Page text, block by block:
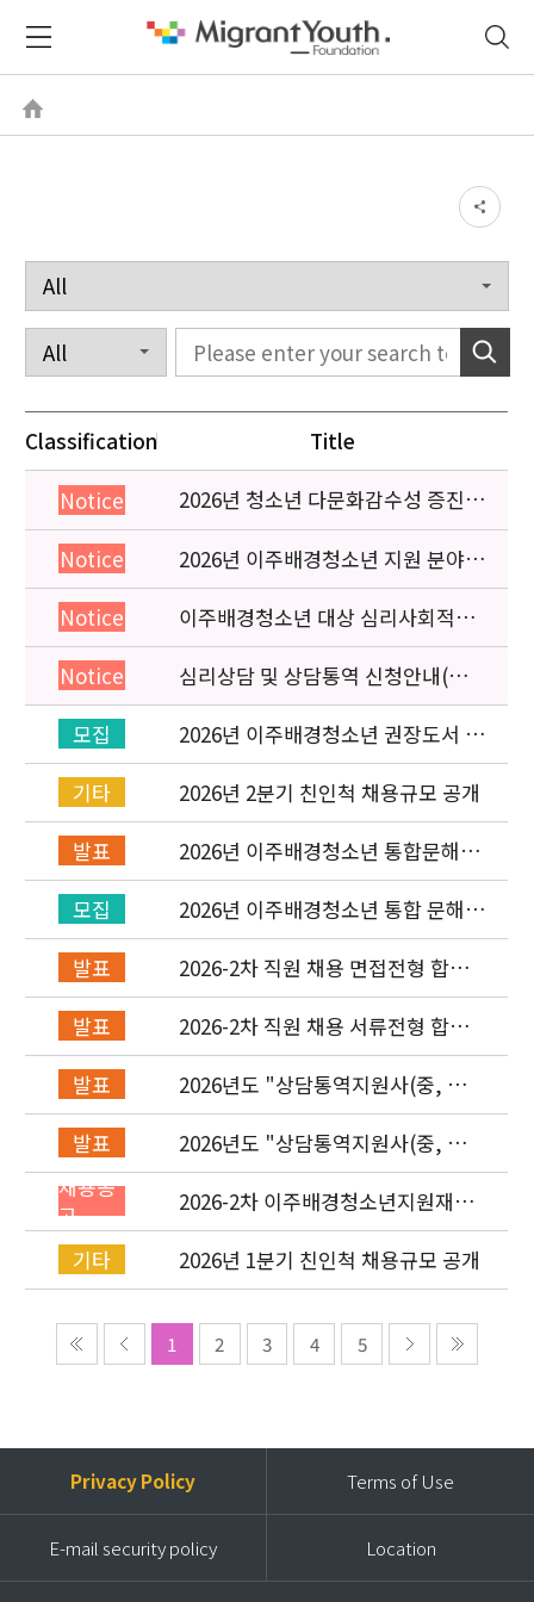
Classification Title
Notice
2026년 청소년 다문화감수성 증진
프로그램 「다가감」신청기관 안내
Notice
2026년 이주배경청소년 지원 분야
종사자 역량강화 교육 일정 안내
Notice
이주배경청소년 대상 심리사회적응
검사 연수동영상 개편 안내
Notice
심리상담 및 상담통역 신청안내(의뢰
서첨부)
모집
2026년 이주배경청소년 권장도서 목
록 구성을 위한 청소년 참여 이벤트
안내
기타
2026년 2분기 친인척 채용규모 공개
발표
2026년 이주배경청소년 통합문해력
교육지원사업 수행기관 선정 결과 발
표
모집
2026년 이주배경청소년 통합 문해력
교육지원 사업 위탁기관 신청 공고
발표
2026-2차 직원 채용 면접전형 합격
자 발표 및 적격심사 안내
발표
2026-2차 직원 채용 서류전형 합격
자 발표 및 면접전형 안내
발표
2026년도 "상담통역지원사(중, 베,
러, 몽)" 면접심사 합격자 발표
발표
2026년도 "상담통역지원사(중, 베,
러, 몽)" 서류심사 합격자 발표
채용공
고
2026-2차 이주배경청소년지원재단
직원(기획운영실/사업운영부/개발
협력부) 채용공고 (~4/26)
기타 2026년 1분기 친인척 채용규모 공개
1 2 3 4 5
Privacy Policy Terms of Use
E-mail security policy Location